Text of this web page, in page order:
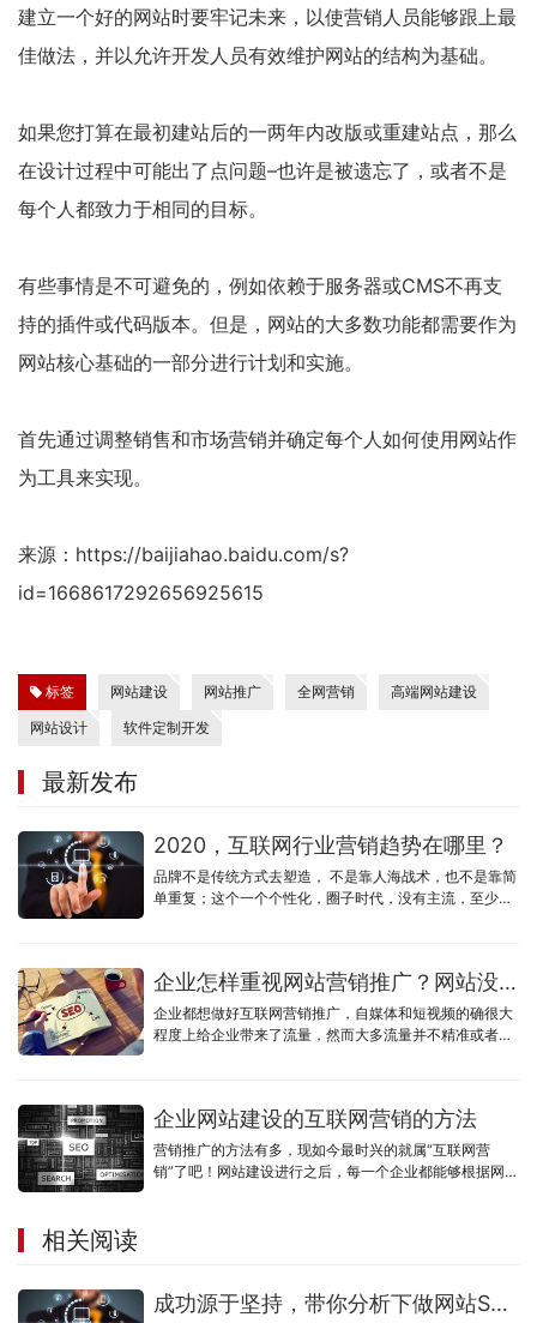
建立一个好的网站时要牢记未来，以使营销人员能够跟上最
佳做法，并以允许开发人员有效维护网站的结构为基础。
如果您打算在最初建站后的一两年内改版或重建站点，那么
在设计过程中可能出了点问题–也许是被遗忘了，或者不是
每个人都致力于相同的目标。
有些事情是不可避免的，例如依赖于服务器或CMS不再支
持的插件或代码版本。但是，网站的大多数功能都需要作为
网站核心基础的一部分进行计划和实施。
首先通过调整销售和市场营销并确定每个人如何使用网站作
为工具来实现。
来源：https://baijiahao.baidu.com/s?
id=1668617292656925615
标签 网站建设 网站推广 全网营销
高端网站建设
网站设计
软件定制开发
最新发布
2020，互联网行业营销趋势在哪里？
品牌不是传统方式去塑造， 不是靠人海战术，也不是靠简
单重复；这个一个个性化，圈子时代，没有主流，至少刚
企业怎样重视网站营销推广？网站没有流量怎么办？
企业都想做好互联网营销推广，自媒体和短视频的确很大
程度上给企业带来了流量，然而大多流量并不精准或者流
企业网站建设的互联网营销的方法
营销推广的方法有多，现如今最时兴的就属“互联网营
销”了吧！网站建设进行之后，每一个企业都能够根据网址
济效益。
相关阅读
成功源于坚持，带你分析下做网站SEO的重要性